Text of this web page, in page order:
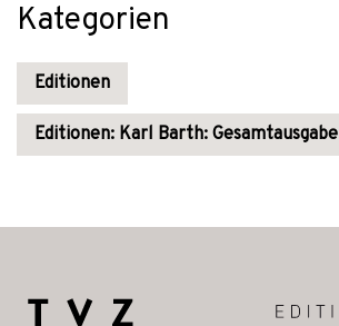
Kategorien
Editionen
Editionen: Karl Barth: Gesamtausgabe